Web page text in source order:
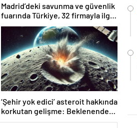
Madrid’deki savunma ve güvenlik
fuarında Türkiye, 32 firmayla ilgi
odağı
‘Şehir yok edici’ asteroit hakkında
korkutan gelişme: Beklenenden
daha büyük